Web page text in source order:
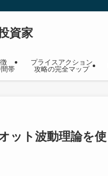
資家
帯
プライスアクション
攻略の完全マップ
ット波動理論を使